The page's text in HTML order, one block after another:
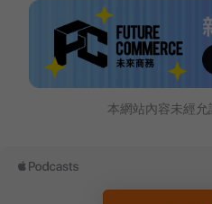
本網站內容未經允